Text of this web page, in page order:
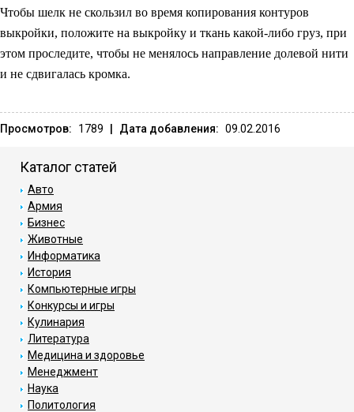
Чтобы шелк не скользил во время копирования контуров
выкройки, положите на выкройку и ткань какой-либо груз, при
этом проследите, чтобы не менялось направление долевой нити
и не сдвигалась кромка.
Просмотров: 1789 Дата добавления: 09.02.2016
Каталог статей
Авто
Армия
Бизнес
Животные
Информатика
История
Компьютерные игры
Конкурсы и игры
Кулинария
Литература
Медицина и здоровье
Менеджмент
Наука
Политология